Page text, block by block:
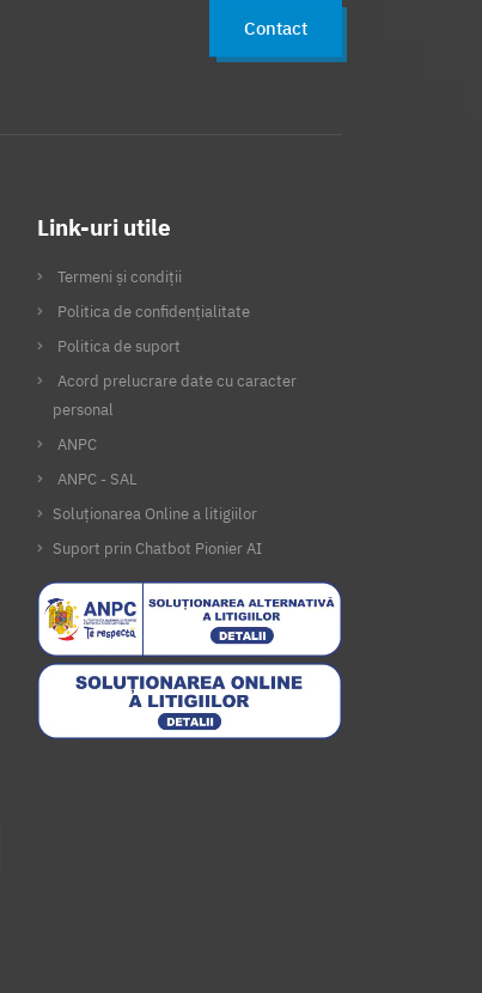
Contact
Link-uri utile
Termeni și condiții
Politica de confidențialitate
Politica de suport
Acord prelucrare date cu caracter
personal
ANPC
ANPC - SAL
Soluționarea Online a litigiilor
Suport prin Chatbot Pionier AI